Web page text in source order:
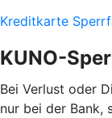
Kreditkarte
KUNO-
Bei Verlust oder
nur bei der Bank,